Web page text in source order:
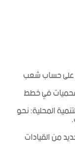
على حساب شعب
في خطط
المحلية: نحو
من القيادات